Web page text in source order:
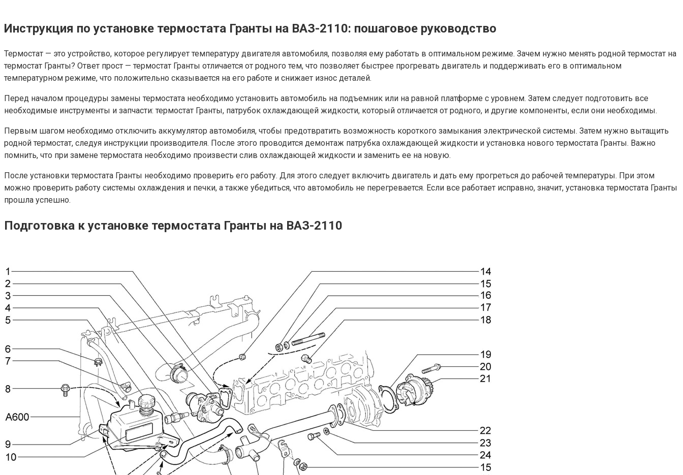
Инструкция по установке термостата Гранты на ВАЗ-2110: пошаговое руководство
Термостат — это устройство, которое регулирует температуру двигателя автомобиля, позволяя ему работать в оптимальном режиме. Зачем нужно менять родной термостат на
термостат Гранты? Ответ прост — термостат Гранты отличается от родного тем, что позволяет быстрее прогревать двигатель и поддерживать его в оптимальном
температурном режиме, что положительно сказывается на его работе и снижает износ деталей.
Перед началом процедуры замены термостата необходимо установить автомобиль на подъемник или на равной платформе с уровнем. Затем следует подготовить все
необходимые инструменты и запчасти: термостат Гранты, патрубок охлаждающей жидкости, который отличается от родного, и другие компоненты, если они необходимы.
Первым шагом необходимо отключить аккумулятор автомобиля, чтобы предотвратить возможность короткого замыкания электрической системы. Затем нужно вытащить
родной термостат, следуя инструкции производителя. После этого проводится демонтаж патрубка охлаждающей жидкости и установка нового термостата Гранты. Важно
помнить, что при замене термостата необходимо произвести слив охлаждающей жидкости и заменить ее на новую.
После установки термостата Гранты необходимо проверить его работу. Для этого следует включить двигатель и дать ему прогреться до рабочей температуры. При этом
можно проверить работу системы охлаждения и печки, а также убедиться, что автомобиль не перегревается. Если все работает исправно, значит, установка термостата Гранты
прошла успешно.
Подготовка к установке термостата Гранты на ВАЗ-2110